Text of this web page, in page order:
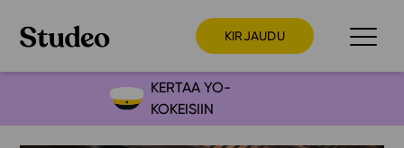
KIRJAUDU
Preppaaja
KERTAA YO-
KOKEISIIN